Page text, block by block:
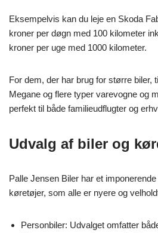
Eksempelvis kan du leje en Skoda
kroner per døgn med 100 kilometer
kroner per uge med 1000 kilometer.
For dem, der har brug for større biler,
Megane og flere typer varevogne og
perfekt til både familieudflugter og
Udvalg af biler og
Palle Jensen Biler har et
køretøjer, som alle er nyere og
Personbiler: Udvalget omfatter